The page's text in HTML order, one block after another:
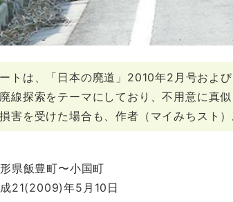
トは、「日本の廃道」2010年2月号およ
線探索をテーマにしており、不用意に真
害を受けた場合も、作者（マイみちスト
県飯豊町〜小国町
21(2009)年5月10日